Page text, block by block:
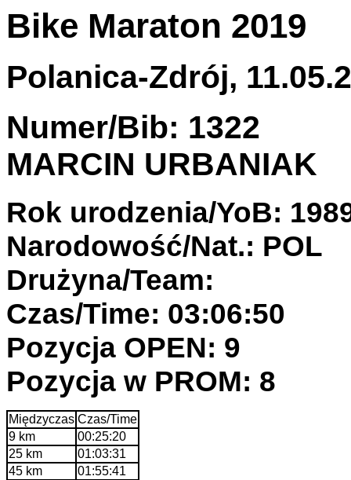
Bike Maraton 2019
Polanica-Zdrój,
Numer/Bib: 1322
MARCIN URBANIAK
Rok urodzenia/YoB:
Narodowość/Nat.: POL
Drużyna/Team:
Czas/Time: 03:06:50
Pozycja OPEN: 9
Pozycja w PROM: 8
Międzyczas Czas/Time
9 km
00:25:20
25 km
01:03:31
45 km
01:55:41